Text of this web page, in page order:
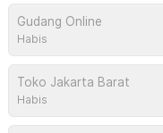
Gudang Online
Habis
Toko Jakarta Barat
Habis